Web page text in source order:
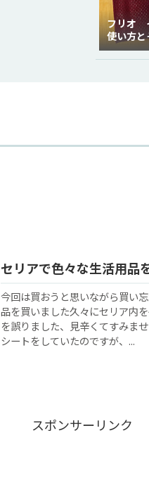
フリオ
使い方
セリアで色々な生活用品
今回は買おうと思いながら買い
品を買いました久々にセリア内
を誤りました、見辛くてすみま
シートをしていたのですが、...
スポンサーリンク